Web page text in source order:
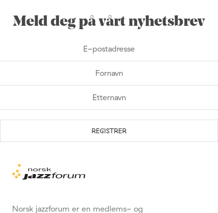
Meld deg på vårt nyhetsbrev
Norsk jazzforum er en medlems- og